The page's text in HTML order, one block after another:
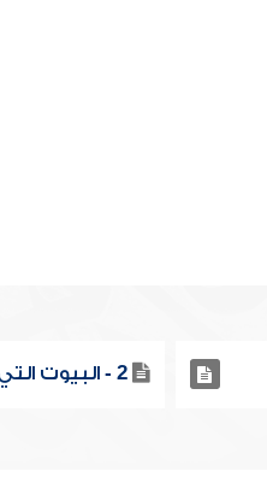
2 - البيوت التي يجوز دخولها بغير استئذان